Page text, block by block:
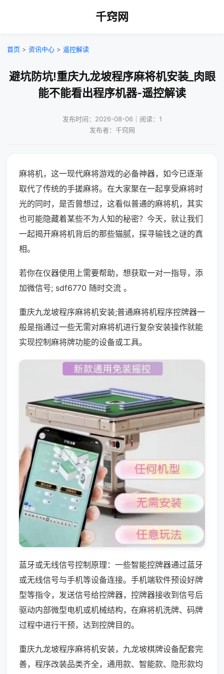
千窍网
首页 > 资讯中心 > 遥控解读
避坑防坑!重庆九龙坡程序麻将机安装_肉眼
能不能看出程序机器-遥控解读
发布时间：2026-08-06｜阅读：1
发布者：千窍网
麻将机，这一现代麻将游戏的必备神器，如今已逐渐
取代了传统的手搓麻将。在大家聚在一起享受麻将时
光的同时，是否曾想过，这看似普通的麻将机，其实
也可能隐藏着某些不为人知的秘密？今天，就让我们
一起揭开麻将机背后的那些猫腻，探寻输钱之谜的真
相。
若你在仪器使用上需要帮助，想获取一对一指导，添
加微信号; sdf6770 随时交流 。
重庆九龙坡程序麻将机安装;普通麻将机程序控牌器一
般是指通过一些无需对麻将机进行复杂安装操作就能
实现控制麻将牌功能的设备或工具。
蓝牙或无线信号控制原理：一些智能控牌器通过蓝牙
或无线信号与手机等设备连接。手机端软件预设好牌
型等指令，发送信号给控牌器，控牌器接收到信号后
驱动内部微型电机或机械结构，在麻将机洗牌、码牌
过程中进行干预，达到控牌目的。
重庆九龙坡程序麻将机安装，九龙坡棋牌设备配套完
善，程序改装品类齐全，通用款、智能款、隐形款均